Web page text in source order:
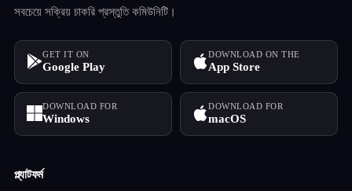
সবচেয়ে সক্রিয় চাকরি প্রস্তুতি কমিউনিটি।
GET IT ON
Google Play
DOWNLOAD ON THE
App Store
DOWNLOAD FOR
Windows
DOWNLOAD FOR
macOS
প্ল্যাটফর্ম